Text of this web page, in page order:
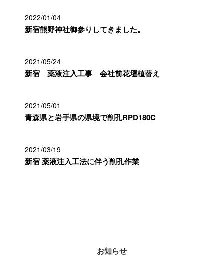
2022/01/04
新宿熊野神社御参りしてきました。
2021/05/24
新宿 薬液注入工事 会社前花壇植替え
2021/05/01
青森県と岩手県の県境で削孔RPD180C
2021/03/19
新宿 薬液注入工法に伴う削孔作業
お知らせ